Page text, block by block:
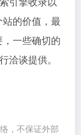
的价值，最
一些确切的
洽谈提供。
，不保证外部